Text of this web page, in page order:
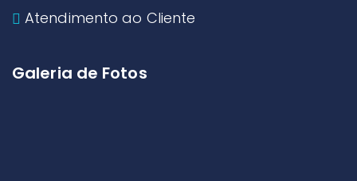
Atendimento ao Cliente
Galeria de Fotos